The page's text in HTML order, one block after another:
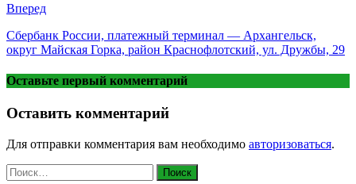
Вперед
Сбербанк России, платежный терминал — Архангельск,
округ Майская Горка, район Краснофлотский, ул. Дружбы, 29
Оставьте первый комментарий
Оставить комментарий
Для отправки комментария вам необходимо авторизоваться.
Найти: